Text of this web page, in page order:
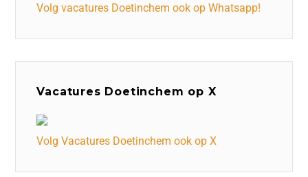
Volg vacatures Doetinchem ook op Whatsapp!
Vacatures Doetinchem op X
Volg Vacatures Doetinchem ook op X